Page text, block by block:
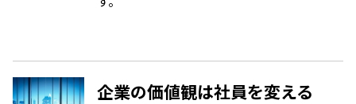
企業の価値観は社員を変える